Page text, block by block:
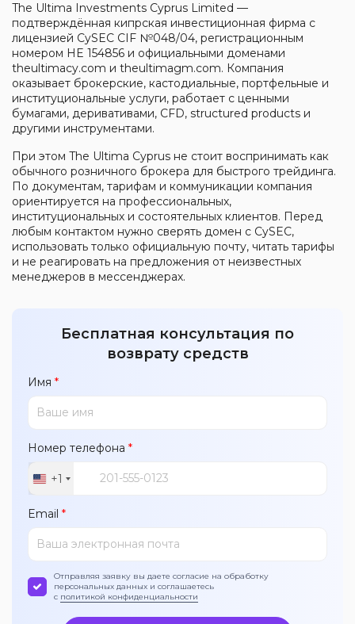
The Ultima Investments Cyprus Limited —
подтверждённая кипрская инвестиционная фирма с
лицензией CySEC CIF №048/04, регистрационным
номером HE 154856 и официальными доменами
theultimacy.com и theultimagm.com. Компания
оказывает брокерские, кастодиальные, портфельные и
институциональные услуги, работает с ценными
бумагами, деривативами, CFD, structured products и
другими инструментами.
При этом The Ultima Cyprus не стоит воспринимать как
обычного розничного брокера для быстрого трейдинга.
По документам, тарифам и коммуникации компания
ориентируется на профессиональных,
институциональных и состоятельных клиентов. Перед
любым контактом нужно сверять домен с CySEC,
использовать только официальную почту, читать тарифы
и не реагировать на предложения от неизвестных
менеджеров в мессенджерах.
Бесплатная консультация по
возврату средств
Имя *
Номер телефона *
United
+1
+1
Email *
Отправляя заявку вы даете согласие на обработку
персональных данных и соглашаетесь
с политикой конфиденциальности